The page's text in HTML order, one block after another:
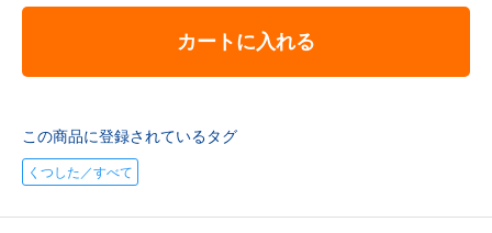
カートに入れる
この商品に登録されているタグ
くつした／すべて